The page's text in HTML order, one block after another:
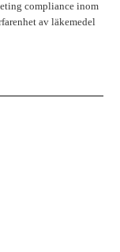
compliance inom
av läkemedel